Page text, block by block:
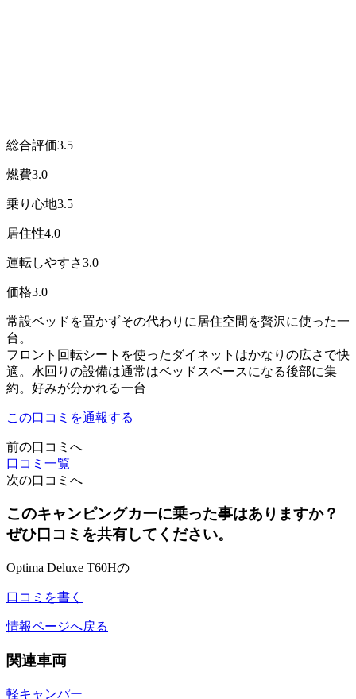
総合評価3.5
燃費3.0
乗り心地3.5
居住性4.0
運転しやすさ3.0
価格3.0
常設ベッドを置かずその代わりに居住空間を贅沢に使った一
台。
フロント回転シートを使ったダイネットはかなりの広さで快
適。水回りの設備は通常はベッドスペースになる後部に集
約。好みが分かれる一台
この口コミを通報する
前の口コミへ
口コミ一覧
次の口コミへ
このキャンピングカーに乗った事はありますか？
ぜひ口コミを共有してください。
Optima Deluxe T60Hの
口コミを書く
情報ページへ戻る
関連車両
軽キャンパー